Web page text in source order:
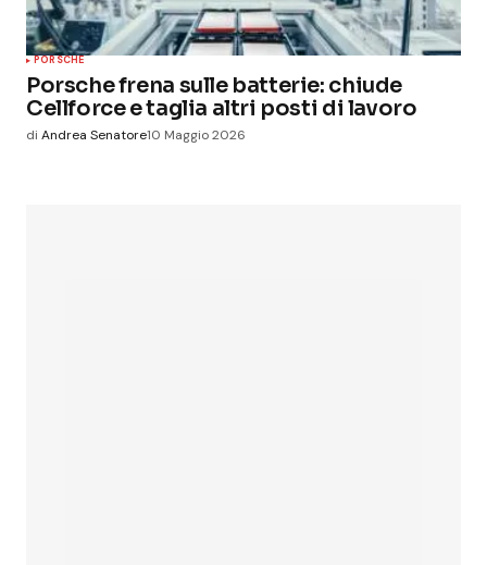
PORSCHE
Porsche frena sulle batterie: chiude
Cellforce e taglia altri posti di lavoro
di Andrea Senatore10 Maggio 2026